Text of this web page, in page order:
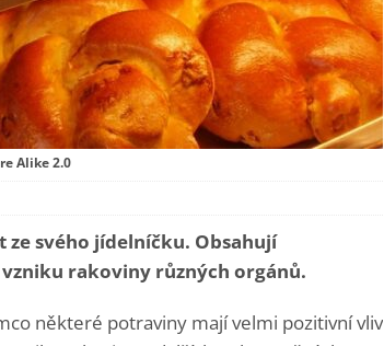
Alike 2.0
svého jídelníčku. Obsahují
rakoviny různých orgánů.
některé potraviny mají velmi pozitivní vliv